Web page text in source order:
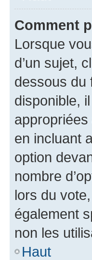
Comment
Lorsque
d’un sujet,
dessous du
disponible,
en incluant
option
nombre
lors du
également
non les
Haut